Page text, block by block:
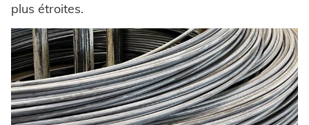
E-Mobility
HVAC
Protection des données
CGV
plus étroites.